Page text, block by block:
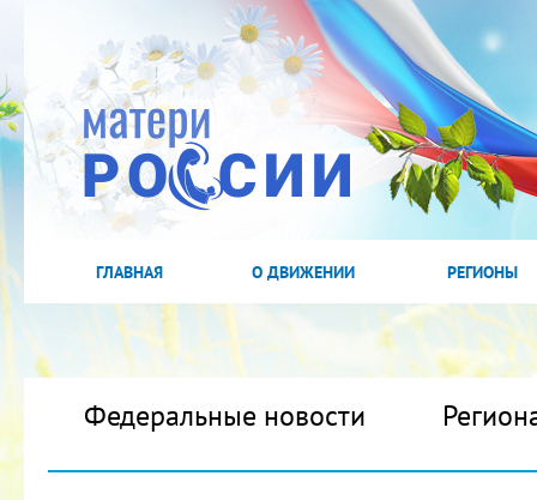
ГЛАВНАЯ О ДВИЖЕНИИ РЕГИОНЫ
Федеральные новости